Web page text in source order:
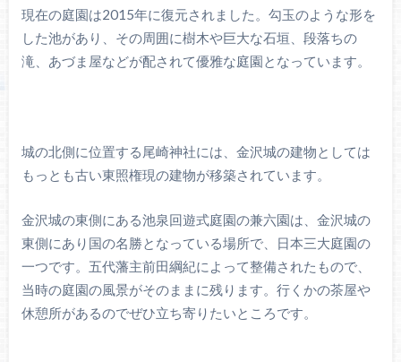
現在の庭園は2015年に復元されました。勾玉のような形を
した池があり、その周囲に樹木や巨大な石垣、段落ちの
滝、あづま屋などが配されて優雅な庭園となっています。
城の北側に位置する尾崎神社には、金沢城の建物としては
もっとも古い東照権現の建物が移築されています。
金沢城の東側にある池泉回遊式庭園の兼六園は、金沢城の
東側にあり国の名勝となっている場所で、日本三大庭園の
一つです。五代藩主前田綱紀によって整備されたもので、
当時の庭園の風景がそのままに残ります。行くかの茶屋や
休憩所があるのでぜひ立ち寄りたいところです。